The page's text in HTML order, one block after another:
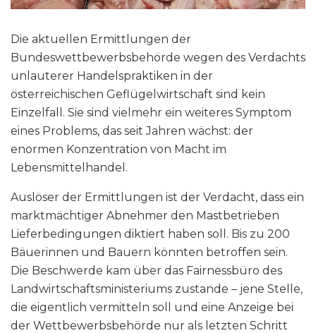
Die aktuellen Ermittlungen der
Bundeswettbewerbsbehörde wegen des Verdachts
unlauterer Handelspraktiken in der
österreichischen Geflügelwirtschaft sind kein
Einzelfall. Sie sind vielmehr ein weiteres Symptom
eines Problems, das seit Jahren wächst: der
enormen Konzentration von Macht im
Lebensmittelhandel.
Auslöser der Ermittlungen ist der Verdacht, dass ein
marktmächtiger Abnehmer den Mastbetrieben
Lieferbedingungen diktiert haben soll. Bis zu 200
Bäuerinnen und Bauern könnten betroffen sein.
Die Beschwerde kam über das Fairnessbüro des
Landwirtschaftsministeriums zustande – jene Stelle,
die eigentlich vermitteln soll und eine Anzeige bei
der Wettbewerbsbehörde nur als letzten Schritt